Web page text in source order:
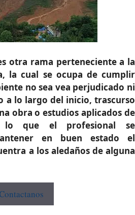
otra rama perteneciente a la
la cual se ocupa de cumplir
no sea vea perjudicado ni
a lo largo del inicio, trascurso
obra o estudios aplicados de
lo que el profesional se
en buen estado el
a los aledaños de alguna